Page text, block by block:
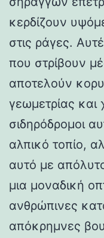
κερδίζουν
στις ράγες.
που στρίβουν
αποτελούν
γεωμετρίας και
σιδηρόδρομοι
αλπικό τοπίο,
αυτό με
μια μοναδική
ανθρώπινες
απόκρημνες